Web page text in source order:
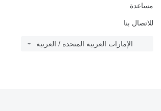
مساعدة
للاتصال بنا
الإمارات العربية المتحدة / العربية